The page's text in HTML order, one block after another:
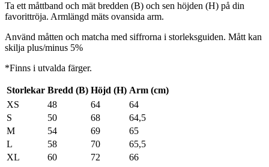
Ta ett måttband och mät bredden (B) och sen höjden (H) på din
favorittröja. Armlängd mäts ovansida arm.
Använd måtten och matcha med siffrorna i storleksguiden. Mått kan
skilja plus/minus 5%
*Finns i utvalda färger.
Storlekar Bredd (B) Höjd (H) Arm (cm)
XS
48 64
64
S
50 68
64,5
M
54 69
65
L
58 70
65,5
XL
60 72
66